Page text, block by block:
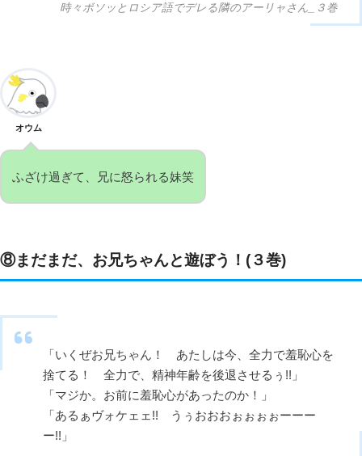
時々ボソッとロシア語でデレる隣のアーリャさん_３巻
オウム
ふざけ過ぎて、兄に怒られる妹笑
⑧まだまだ、お兄ちゃんと遊ぼう！(３巻)
「いくぜお兄ちゃん！ あたしは今、全力で羞恥心を
捨てる！ 全力で、精神年齢を後退させるぅ!!」
「マジか。お前に羞恥心があったのか！」
「あるぁヴォケェェ!! うぅおおおぉぉぉぉーーー
ー!!」